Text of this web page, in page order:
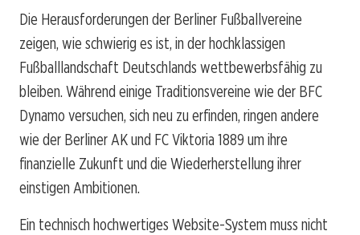
Die Herausforderungen der Berliner Fußballvereine
zeigen, wie schwierig es ist, in der hochklassigen
Fußballlandschaft Deutschlands wettbewerbsfähig zu
bleiben. Während einige Traditionsvereine wie der BFC
Dynamo versuchen, sich neu zu erfinden, ringen andere
wie der Berliner AK und FC Viktoria 1889 um ihre
finanzielle Zukunft und die Wiederherstellung ihrer
einstigen Ambitionen.
Ein technisch hochwertiges Website-System muss nicht